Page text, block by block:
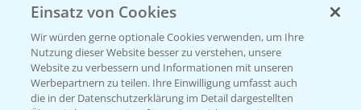
Beratung auf WhatsApp
T.+49 (0)174 346 564 1
KONTAKT
Einsatz von Cookies
Wir würden gerne optionale Cookies verwenden, um Ihre
Nutzung dieser Website besser zu verstehen, unsere
Website zu verbessern und Informationen mit unseren
Werbepartnern zu teilen. Ihre Einwilligung umfasst auch
die in der Datenschutzerklärung im Detail dargestellten